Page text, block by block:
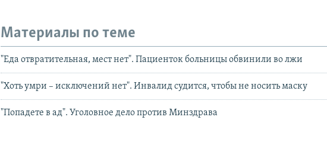
Материалы по теме
"Еда отвратительная, мест нет". Пациенток больницы обвинили во лжи
"Хоть умри – исключений нет". Инвалид судится, чтобы не носить маску
"Попадете в ад". Уголовное дело против Минздрава